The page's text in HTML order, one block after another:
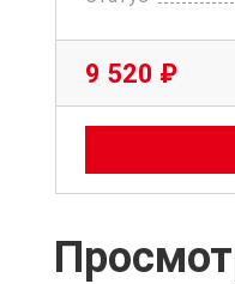
9 520 ₽